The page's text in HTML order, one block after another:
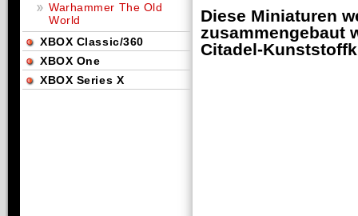
Diese Miniaturen
zusammengebaut
Citadel-
Warhammer The Old
World
XBOX Classic/360
XBOX One
XBOX Series X